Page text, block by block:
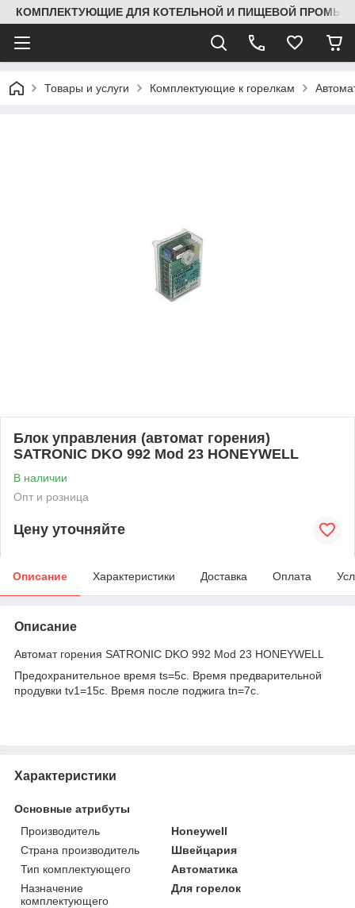
КОМПЛЕКТУЮЩИЕ ДЛЯ КОТЕЛЬНОЙ И ПИЩЕВОЙ
Товары и услуги Комплектующие к горелкам
Блок управления (автомат горения)
SATRONIC DKO 992 Mod 23 HONEYWELL
В наличии
Опт и розница
Цену уточняйте
Описание Характеристики Доставка Оплата
Описание
Автомат горения SATRONIC DKO 992 Mod 23 HONEYWELL
Предохранительное время ts=5c. Время предварительной
продувки tv1=15c. Время после поджига tn=7с.
Характеристики
Основные атрибуты
Производитель
Honeywell
Страна производитель
Швейцария
Тип комплектующего
Автоматика
Назначение
комплектующего
Для горелок